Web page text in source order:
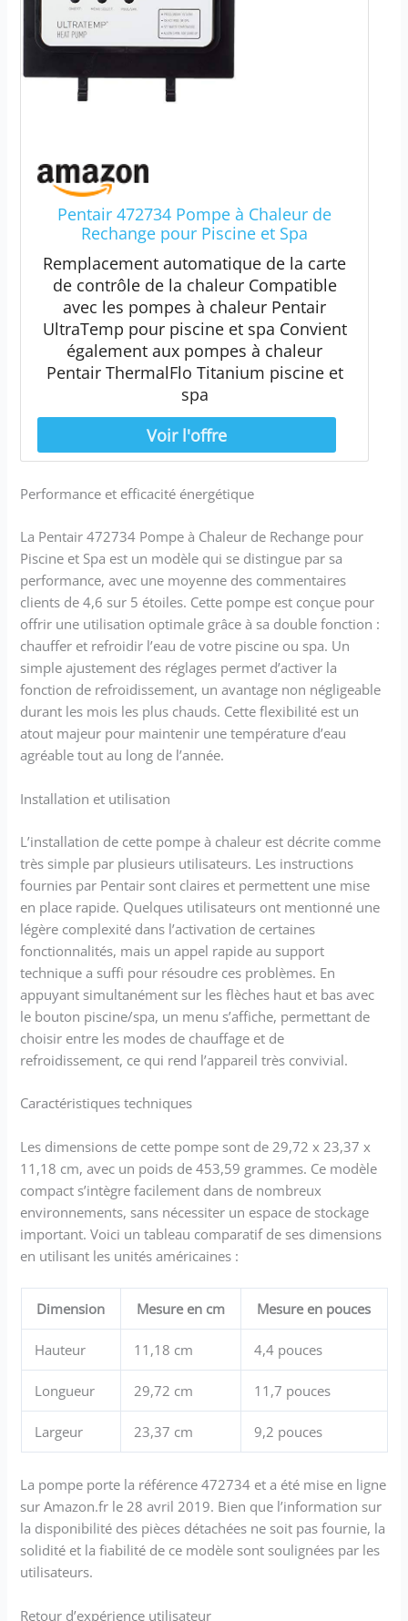
Pentair 472734 Pompe à Chaleur de
Rechange pour Piscine et Spa
Remplacement automatique de la carte
de contrôle de la chaleur Compatible
avec les pompes à chaleur Pentair
UltraTemp pour piscine et spa Convient
également aux pompes à chaleur
Pentair ThermalFlo Titanium piscine et
spa
Performance et efficacité énergétique
La Pentair 472734 Pompe à Chaleur de Rechange pour
Piscine et Spa est un modèle qui se distingue par sa
performance, avec une moyenne des commentaires
clients de 4,6 sur 5 étoiles. Cette pompe est conçue pour
offrir une utilisation optimale grâce à sa double fonction :
chauffer et refroidir l’eau de votre piscine ou spa. Un
simple ajustement des réglages permet d’activer la
fonction de refroidissement, un avantage non négligeable
durant les mois les plus chauds. Cette flexibilité est un
atout majeur pour maintenir une température d’eau
agréable tout au long de l’année.
Installation et utilisation
L’installation de cette pompe à chaleur est décrite comme
très simple par plusieurs utilisateurs. Les instructions
fournies par Pentair sont claires et permettent une mise
en place rapide. Quelques utilisateurs ont mentionné une
légère complexité dans l’activation de certaines
fonctionnalités, mais un appel rapide au support
technique a suffi pour résoudre ces problèmes. En
appuyant simultanément sur les flèches haut et bas avec
le bouton piscine/spa, un menu s’affiche, permettant de
choisir entre les modes de chauffage et de
refroidissement, ce qui rend l’appareil très convivial.
Caractéristiques techniques
Les dimensions de cette pompe sont de 29,72 x 23,37 x
11,18 cm, avec un poids de 453,59 grammes. Ce modèle
compact s’intègre facilement dans de nombreux
environnements, sans nécessiter un espace de stockage
important. Voici un tableau comparatif de ses dimensions
en utilisant les unités américaines :
Dimension Mesure en cm Mesure en pouces
Hauteur 11,18 cm 4,4 pouces
Longueur 29,72 cm 11,7 pouces
Largeur 23,37 cm 9,2 pouces
La pompe porte la référence 472734 et a été mise en ligne
sur Amazon.fr le 28 avril 2019. Bien que l’information sur
la disponibilité des pièces détachées ne soit pas fournie, la
solidité et la fiabilité de ce modèle sont soulignées par les
utilisateurs.
Retour d’expérience utilisateur